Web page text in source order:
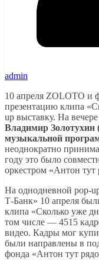
admin
10 апреля ZOLOTO и
презентацию клипа
up выставку. На
Владимир Золотухин
музыкальной
неоднократно
году это было
оркестром «Антон тут
На однодневной pop-
Т-Банк» 10 апреля
клипа «Сколько уже
том числе — 4515
видео. Кадры мог
были направлены в
фонда «Антон тут